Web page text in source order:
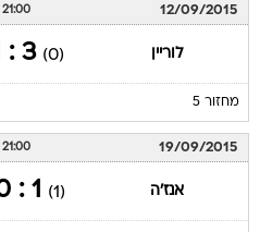
12/09/2015
21:00
לוריין (0)
3 : 1
מחזור 5
19/09/2015
21:00
אנז'ה (1)
1 : 0